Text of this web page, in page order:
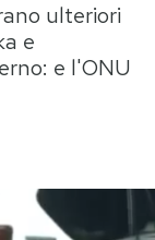
2026
ulteriori
e
e l'ONU